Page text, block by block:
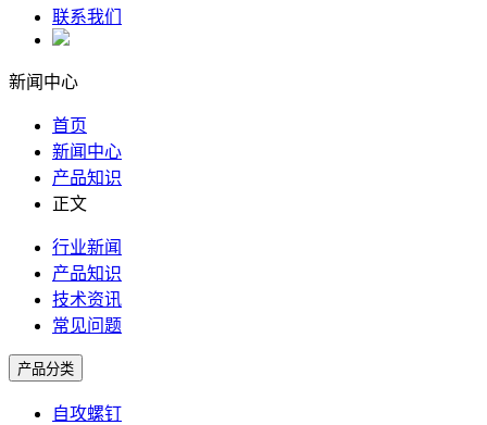
联系我们
新闻中心
首页
新闻中心
产品知识
正文
行业新闻
产品知识
技术资讯
常见问题
产品分类
自攻螺钉